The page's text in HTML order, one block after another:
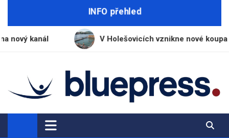
INFO přehled
V Holešovicích vznikne nové koupaliště s vodou z
BluePress.cz
Seriózní průvodce moderním životem